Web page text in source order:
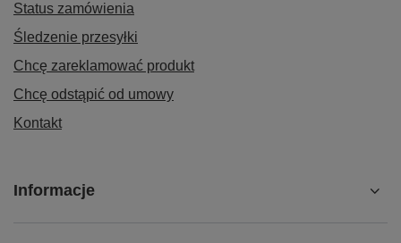
Status zamówienia
Śledzenie przesyłki
Chcę zareklamować produkt
Chcę odstąpić od umowy
Kontakt
Informacje